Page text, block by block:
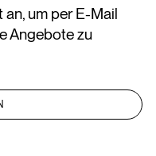
um per E-Mail
Angebote zu